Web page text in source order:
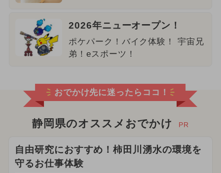
2026年ニューオープン！
ポケパーク！バイク体験！ 宇宙兄
弟！eスポーツ！
おでかけ先に迷ったらココ！
静岡県のオススメおでかけ PR
自由研究におすすめ！柿田川湧水の環境を
守るお仕事体験